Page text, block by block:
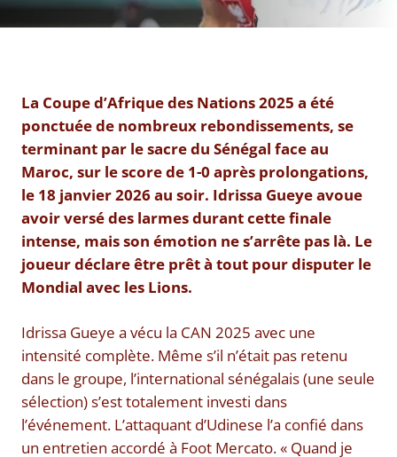
La Coupe d’Afrique des Nations 2025 a été
ponctuée de nombreux rebondissements, se
terminant par le sacre du Sénégal face au
Maroc, sur le score de 1-0 après prolongations,
le 18 janvier 2026 au soir. Idrissa Gueye avoue
avoir versé des larmes durant cette finale
intense, mais son émotion ne s’arrête pas là. Le
joueur déclare être prêt à tout pour disputer le
Mondial avec les Lions.
Idrissa Gueye a vécu la CAN 2025 avec une
intensité complète. Même s’il n’était pas retenu
dans le groupe, l’international sénégalais (une seule
sélection) s’est totalement investi dans
l’événement. L’attaquant d’Udinese l’a confié dans
un entretien accordé à Foot Mercato. « Quand je